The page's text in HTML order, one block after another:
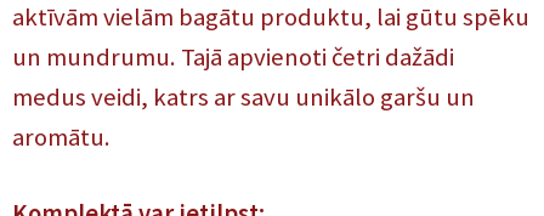
aktīvām vielām bagātu produktu, lai gūtu spēku
un mundrumu. Tajā apvienoti četri dažādi
medus veidi, katrs ar savu unikālo garšu un
aromātu.